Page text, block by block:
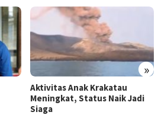
»
Aktivitas Anak Krakatau
Meningkat, Status Naik Jadi
Siaga